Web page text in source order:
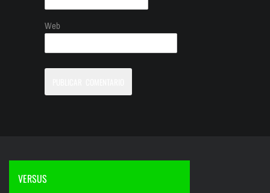
Web
VERSUS